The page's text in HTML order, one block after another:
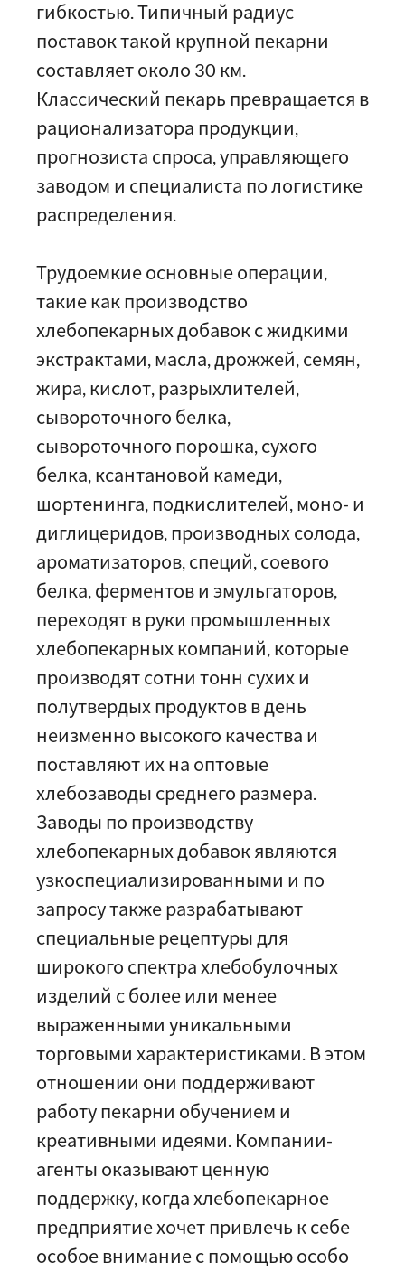
гибкостью. Типичный радиус
поставок такой крупной пекарни
составляет около 30 км.
Классический пекарь превращается в
рационализатора продукции,
прогнозиста спроса, управляющего
заводом и специалиста по логистике
распределения.
Трудоемкие основные операции,
такие как производство
хлебопекарных добавок с жидкими
экстрактами, масла, дрожжей, семян,
жира, кислот, разрыхлителей,
сывороточного белка,
сывороточного порошка, сухого
белка, ксантановой камеди,
шортенинга, подкислителей, моно- и
диглицеридов, производных солода,
ароматизаторов, специй, соевого
белка, ферментов и эмульгаторов,
переходят в руки промышленных
хлебопекарных компаний, которые
производят сотни тонн сухих и
полутвердых продуктов в день
неизменно высокого качества и
поставляют их на оптовые
хлебозаводы среднего размера.
Заводы по производству
хлебопекарных добавок являются
узкоспециализированными и по
запросу также разрабатывают
специальные рецептуры для
широкого спектра хлебобулочных
изделий с более или менее
выраженными уникальными
торговыми характеристиками. В этом
отношении они поддерживают
работу пекарни обучением и
креативными идеями. Компании-
агенты оказывают ценную
поддержку, когда хлебопекарное
предприятие хочет привлечь к себе
особое внимание с помощью особо